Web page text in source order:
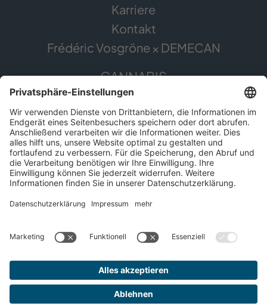
Karriere
Kontakt
Frédéric Vosgröne × DEMECAN
CANNABIS
Die Pflanze
Anwendungsgebiete
Cannabis erleben
Cannabis Anbau
SERVICE
Apothekenfinder
ImpressumDatenschutz